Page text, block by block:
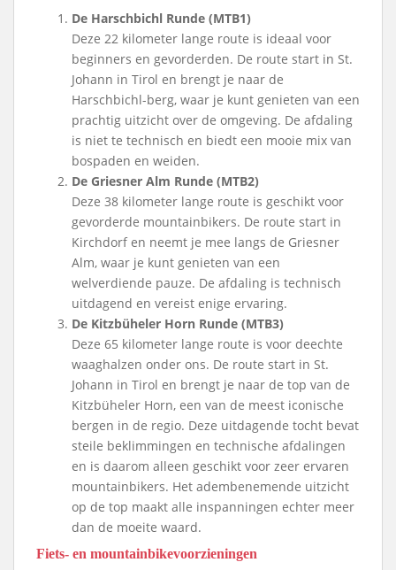
De Harschbichl Runde (MTB1)
Deze 22 kilometer lange route is ideaal voor
beginners en gevorderden. De route start in St.
Johann in Tirol en brengt je naar de
Harschbichl-berg, waar je kunt genieten van een
prachtig uitzicht over de omgeving. De afdaling
is niet te technisch en biedt een mooie mix van
bospaden en weiden.
De Griesner Alm Runde (MTB2)
Deze 38 kilometer lange route is geschikt voor
gevorderde mountainbikers. De route start in
Kirchdorf en neemt je mee langs de Griesner
Alm, waar je kunt genieten van een
welverdiende pauze. De afdaling is technisch
uitdagend en vereist enige ervaring.
De Kitzbüheler Horn Runde (MTB3)
Deze 65 kilometer lange route is voor deechte
waaghalzen onder ons. De route start in St.
Johann in Tirol en brengt je naar de top van de
Kitzbüheler Horn, een van de meest iconische
bergen in de regio. Deze uitdagende tocht bevat
steile beklimmingen en technische afdalingen
en is daarom alleen geschikt voor zeer ervaren
mountainbikers. Het adembenemende uitzicht
op de top maakt alle inspanningen echter meer
dan de moeite waard.
Fiets- en mountainbikevoorzieningen